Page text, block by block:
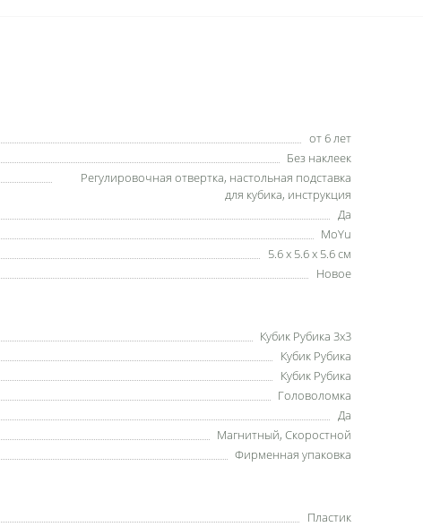
от 6 лет
Без наклеек
Регулировочная отвертка, настольная подставка
для кубика, инструкция
Да
MoYu
5.6 x 5.6 x 5.6 см
Новое
Кубик Рубика 3x3
Кубик Рубика
Кубик Рубика
Головоломка
Да
Магнитный, Скоростной
Фирменная упаковка
Пластик